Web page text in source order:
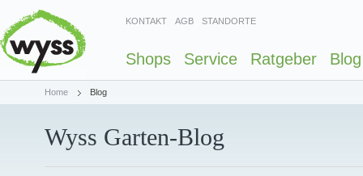
KONTAKT AGB STANDORTE
Shops Service Ratgeber Blog
Home Blog
Wyss Garten-Blog